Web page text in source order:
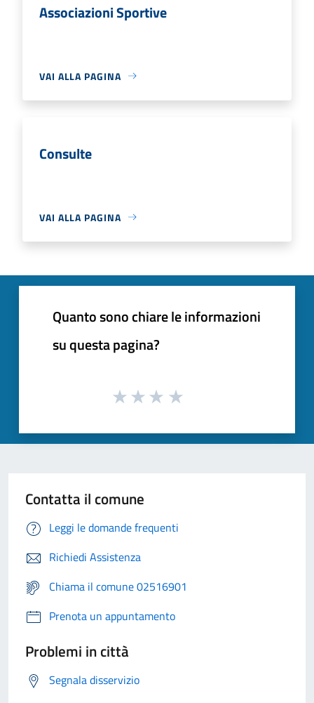
Associazioni Sportive
VAI ALLA PAGINA
Consulte
VAI ALLA PAGINA
Quanto sono chiare le informazioni
su questa pagina?
Contatta il comune
Leggi le domande frequenti
Richiedi Assistenza
Chiama il comune 02516901
Prenota un appuntamento
Problemi in città
Segnala disservizio